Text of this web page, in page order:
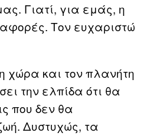
Γιατί, για εμάς, η
Τον ευχαριστώ
χώρα και τον πλανήτη
την ελπίδα ότι θα
που δεν θα
Δυστυχώς, τα